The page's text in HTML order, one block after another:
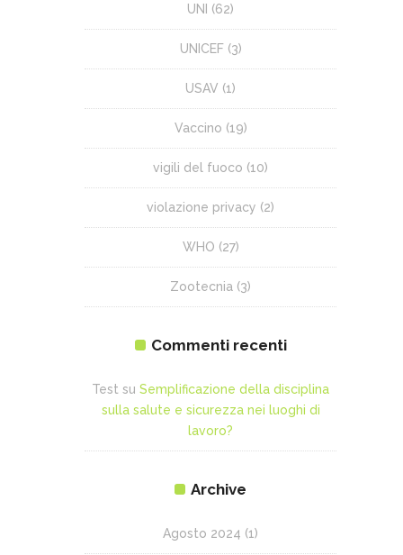
UNI (62)
UNICEF(3)
USAV (1)
Vaccino (19)
vigili del fuoco (10)
violazione privacy (2)
WHO (27)
Zootecnia (3)
Commenti recenti
Test su Semplificazione della disciplina
sulla salute e sicurezza nei luoghi di
lavoro?
Archive
Agosto 2024 (1)